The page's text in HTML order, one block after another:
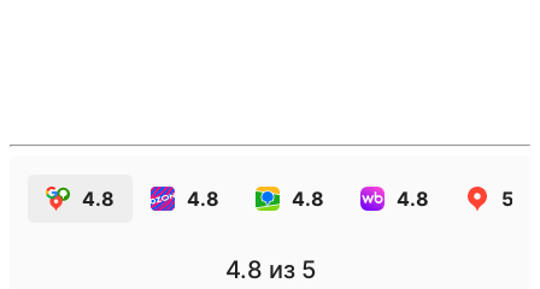
4.8 4.8 4.8 4.8 5.0
4.8 из 5